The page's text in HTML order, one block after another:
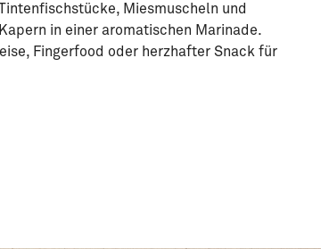
Miesmuscheln und
in einer aromatischen Marinade.
Fingerfood oder herzhafter Snack für